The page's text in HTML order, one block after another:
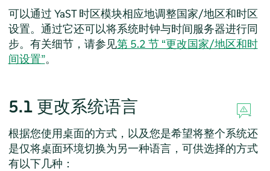
可以通过 YaST 时区模块相应地调整国家/地区和时区
设置。通过它还可以将系统时钟与时间服务器进行同
步。有关细节，请参见第 5.2 节 “更改国家/地区和时
间设置”。
5.1 更改系统语言
根据您使用桌面的方式，以及您是希望将整个系统还
是仅将桌面环境切换为另一种语言，可供选择的方式
有以下几种：